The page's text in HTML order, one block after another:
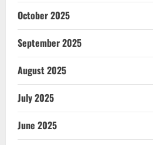
October 2025
September 2025
August 2025
July 2025
June 2025